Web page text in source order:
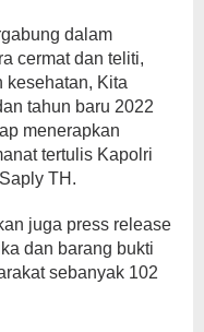
dalam
cermat dan teliti,
kesehatan, Kita
tahun baru 2022
menerapkan
tertulis Kapolri
TH.
juga press release
dan barang bukti
sebanyak 102